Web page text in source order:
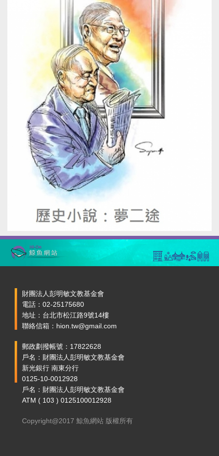
財團法人彭明敏文教基金會
電話：02-25175680
地址：台北市松江路9號14樓
聯絡信箱：hion.tw@gmail.com
郵政劃撥帳號：17822628
戶名：財團法人彭明敏文教基金會
新光銀行 南東分行
0125-10-0012928
戶名：財團法人彭明敏文教基金會
ATM ( 103 ) 0125100012928
Copyright@2017 鯨魚網站 版權所有